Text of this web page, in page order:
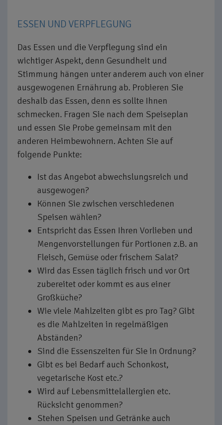
ESSEN UND VERPFLEGUNG
Das Essen und die Verpflegung sind ein
wichtiger Aspekt, denn Gesundheit und
Stimmung hängen unter anderem auch von einer
ausgewogenen Ernährung ab. Probieren Sie
deshalb das Essen, denn es sollte Ihnen
schmecken. Fragen Sie nach dem Speiseplan
und essen Sie Probe gemeinsam mit den
anderen Heimbewohnern. Achten Sie auf
folgende Punkte:
Ist das Angebot abwechslungsreich und
ausgewogen?
Können Sie zwischen verschiedenen
Speisen wählen?
Entspricht das Essen Ihren Vorlieben und
Mengenvorstellungen für Portionen z.B. an
Fleisch, Gemüse oder frischem Salat?
Wird das Essen täglich frisch und vor Ort
zubereitet oder kommt es aus einer
Großküche?
Wie viele Mahlzeiten gibt es pro Tag? Gibt
es die Mahlzeiten in regelmäßigen
Abständen?
Sind die Essenszeiten für Sie in Ordnung?
Gibt es bei Bedarf auch Schonkost,
vegetarische Kost etc.?
Wird auf Lebensmittelallergien etc.
Rücksicht genommen?
Stehen Speisen und Getränke auch